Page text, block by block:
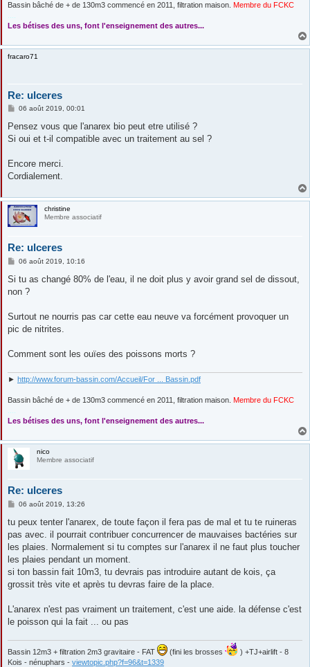
Bassin bâché de + de 130m3 commencé en 2011, filtration maison. Membre du FCKC
Les bétises des uns, font l'enseignement des autres...
fracaro71
Re: ulceres
M
s
a
06 août 2019, 00:01
Pensez vous que l'anarex bio peut etre utilisé ?
Si oui et t-il compatible avec un traitement au sel ?
Encore merci.
Cordialement.
christine
Membre associatif
Re: ulceres
M
s
a
06 août 2019, 10:16
Si tu as changé 80% de l'eau, il ne doit plus y avoir grand sel de dissout,
non ?
Surtout ne nourris pas car cette eau neuve va forcément provoquer un
pic de nitrites.
Comment sont les ouïes des poissons morts ?
► http://www.forum-bassin.com/Accueil/For ... Bassin.pdf
Bassin bâché de + de 130m3 commencé en 2011, filtration maison. Membre du FCKC
Les bétises des uns, font l'enseignement des autres...
nico
Membre associatif
Re: ulceres
M
s
s
a
g
06 août 2019, 13:26
tu peux tenter l'anarex, de toute façon il fera pas de mal et tu te ruineras
pas avec. il pourrait contribuer concurrencer de mauvaises bactéries sur
les plaies. Normalement si tu comptes sur l'anarex il ne faut plus toucher
les plaies pendant un moment.
si ton bassin fait 10m3, tu devrais pas introduire autant de kois, ça
grossit très vite et après tu devras faire de la place.
L'anarex n'est pas vraiment un traitement, c'est une aide. la défense c'est
le poisson qui la fait ... ou pas
Bassin 12m3 + filtration 2m3 gravitaire - FAT (fini les brosses
) +TJ+airlift - 8
Kois - nénuphars - viewtopic.php?f=96&t=1339